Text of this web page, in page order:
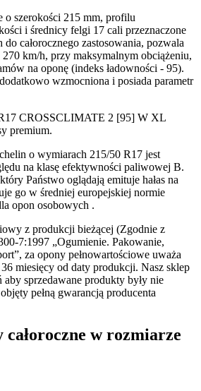
o szerokości 215 mm, profilu
i średnicy felgi 17 cali przeznaczone
całorocznego zastosowania, pozwala
270 km/h, przy maksymalnym obciążeniu,
na oponę (indeks ładowności - 95).
wzmocniona i posiada parametr
CROSSCLIMATE 2 [95] W XL
premium.
o wymiarach 215/50 R17 jest
na klasę efektywności paliwowej B.
Państwo oglądają emituje hałas na
go w średniej europejskiej normie
opon osobowych .
z produkcji bieżącej (Zgodnie z
7:1997 „Ogumienie. Pakowanie,
za opony pełnowartościowe uważa
miesięcy od daty produkcji. Nasz sklep
aby sprzedawane produkty były nie
pełną gwarancją producenta
całoroczne w rozmiarze